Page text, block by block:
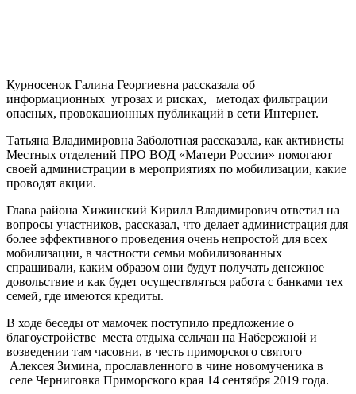
Курносенок Галина Георгиевна рассказала об
информационных угрозах и рисках, методах фильтрации
опасных, провокационных публикаций в сети Интернет.
Татьяна Владимировна Заболотная рассказала, как активисты
Местных отделений ПРО ВОД «Матери России» помогают
своей администрации в мероприятиях по мобилизации, какие
проводят акции.
Глава района Хижинский Кирилл Владимирович ответил на
вопросы участников, рассказал, что делает администрация для
более эффективного проведения очень непростой для всех
мобилизации, в частности семьи мобилизованных
спрашивали, каким образом они будут получать денежное
довольствие и как будет осуществляться работа с банками тех
семей, где имеются кредиты.
В ходе беседы от мамочек поступило предложение о
благоустройстве места отдыха сельчан на Набережной и
возведении там часовни, в честь приморского святого
Алексея Зимина, прославленного в чине новомученика в
селе Черниговка Приморского края 14 сентября 2019 года.